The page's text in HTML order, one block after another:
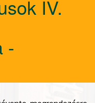
IV.
-